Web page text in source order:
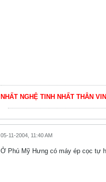
NHẤT NGHỆ TINH NHẤT THÂN
05-11-2004, 11:40 AM
Ở Phú Mỹ Hưng có máy ép cọc tự